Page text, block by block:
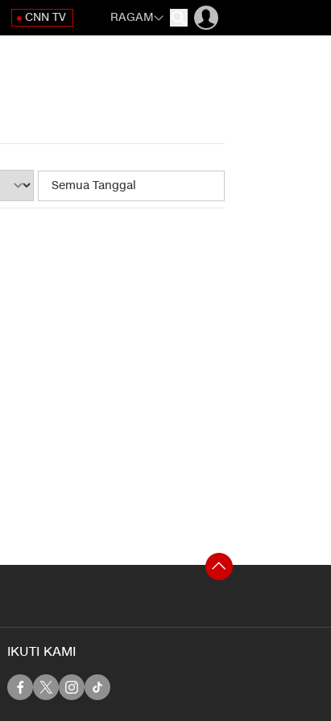
CNN TV RAGAM
IKUTI KAMI